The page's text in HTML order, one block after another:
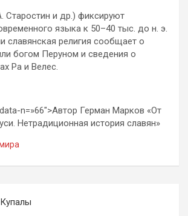
Старостин и др.) фиксируют
языка к 50–40 тыс. до н. э.
славянская религия сообщает о
богом Перуном и сведения о
Ра и Велес.
n=»66″>Автор Герман Марков «От
Нетрадиционная история славян»